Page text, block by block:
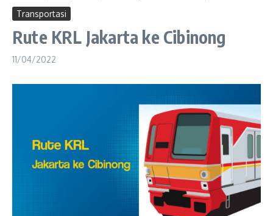
Transportasi
Rute KRL Jakarta ke Cibinong
11/04/2022